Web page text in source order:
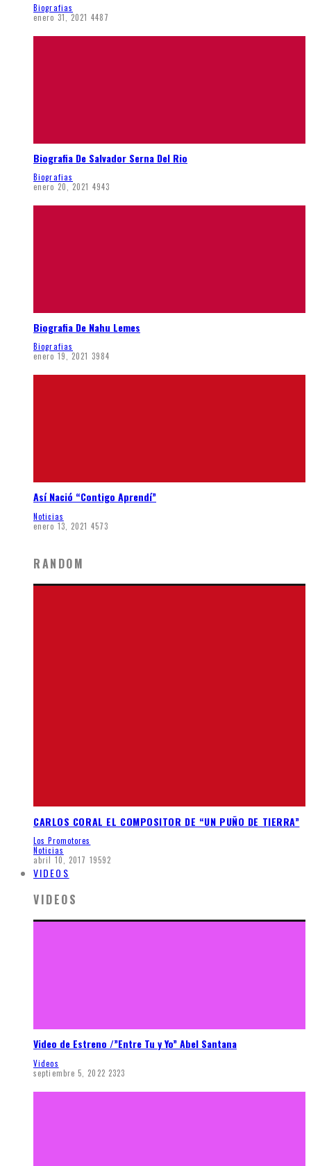
Biografias
enero 31, 2021 4487
Biografia De Salvador Serna Del Rio
Biografias
enero 20, 2021 4943
Biografia De Nahu Lemes
Biografias
enero 19, 2021 3984
Así Nació “Contigo Aprendí”
Noticias
enero 13, 2021 4573
RANDOM
CARLOS CORAL EL COMPOSITOR DE “UN PUÑO DE TIERRA”
Los Promotores
Noticias
abril 10, 2017 19592
VIDEOS
VIDEOS
Video de Estreno /”Entre Tu y Yo” Abel Santana
Videos
septiembre 5, 2022 2323